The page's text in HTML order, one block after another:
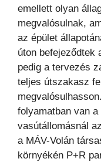
emellett olyan
megvalósulnak,
az épület
úton befejeződtek
pedig a tervezés
teljes útszakasz
folyamatban van
vasútállomásnál
a MÁV-Volán
környékén P+R